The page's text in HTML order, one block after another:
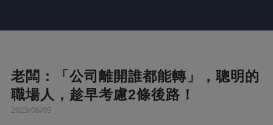
老闆：「公司離開誰都能轉」，聰明的
職場人，趁早考慮2條後路！
2023/06/09